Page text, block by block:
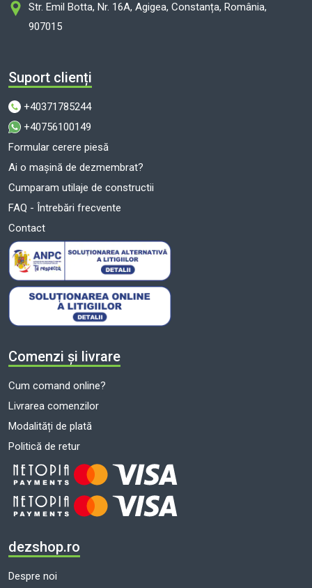
Str. Emil Botta, Nr. 16A, Agigea, Constanța, România,
907015
Suport clienți
+40371785244
+40756100149
Formular cerere piesă
Ai o mașină de dezmembrat?
Cumparam utilaje de constructii
FAQ - Întrebări frecvente
Contact
Comenzi și livrare
Cum comand online?
Livrarea comenzilor
Modalități de plată
Politică de retur
dezshop.ro
Despre noi